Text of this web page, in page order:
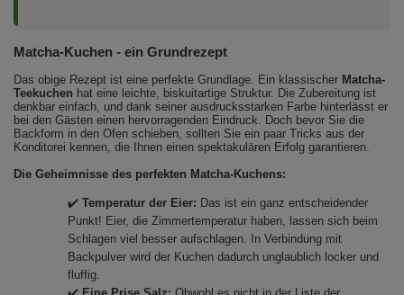
Matcha-Kuchen - ein Grundrezept
Das obige Rezept ist eine perfekte Grundlage. Ein klassischer Matcha-
Teekuchen hat eine leichte, biskuitartige Struktur. Die Zubereitung ist
denkbar einfach, und dank seiner ausdrucksstarken Farbe hinterlässt er
bei den Gästen einen hervorragenden Eindruck. Doch bevor Sie die
Backform in den Ofen schieben, sollten Sie ein paar Tricks aus der
Konditorei kennen, die Ihnen einen spektakulären Erfolg garantieren.
Die Geheimnisse des perfekten Matcha-Kuchens:
✔️ Temperatur der Eier: Das ist ein ganz entscheidender
Punkt! Eier, die Zimmertemperatur haben, lassen sich beim
Schlagen viel besser aufschlagen. In Verbindung mit
Backpulver wird der Kuchen dadurch unglaublich locker und
fluffig.